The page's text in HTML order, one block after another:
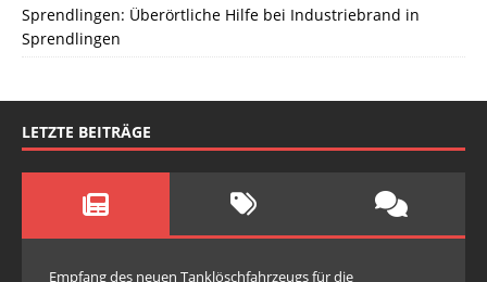
Sprendlingen: Überörtliche Hilfe bei Industriebrand in
Sprendlingen
LETZTE BEITRÄGE
Empfang des neuen Tanklöschfahrzeugs für die